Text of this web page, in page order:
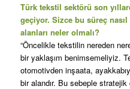
Türk tekstil sektörü son
geçiyor. Sizce bu süreç
alanları neler olmalı?
“Öncelikle tekstilin nereden
bir yaklaşım benimsemeliyiz.
otomotivden inşaata,
bir alandır. Bu sebeple